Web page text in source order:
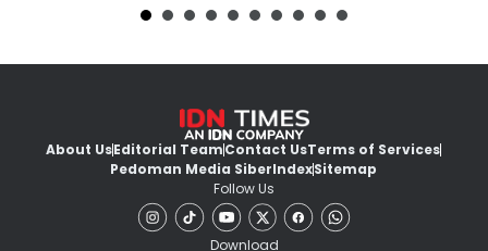
About UsEditorial TeamContact UsTerms of Services
Pedoman Media SiberIndexSitemap
Follow Us
Download